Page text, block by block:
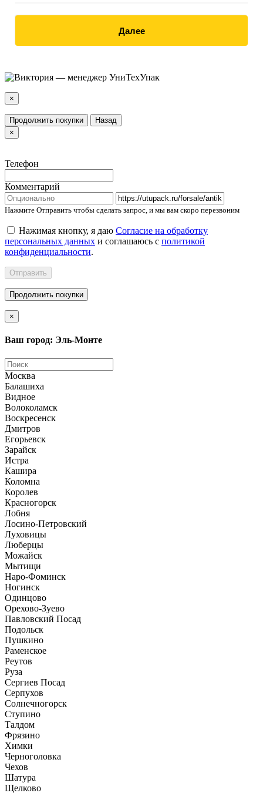
Далее
×
Продолжить покупки
Назад
×
Телефон
Комментарий
Нажмите Отправить чтобы сделать запрос, и мы вам скоро перезвоним
Нажимая кнопку, я даю Согласие на обработку
персональных данных и соглашаюсь с политикой
конфиденциальности.
Отправить
Продолжить покупки
×
Ваш город: Эль-Монте
Москва
Балашиха
Видное
Волоколамск
Воскресенск
Дмитров
Егорьевск
Зарайск
Истра
Кашира
Коломна
Королев
Красногорск
Лобня
Лосино-Петровский
Луховицы
Люберцы
Можайск
Мытищи
Наро-Фоминск
Ногинск
Одинцово
Орехово-Зуево
Павловский Посад
Подольск
Пушкино
Раменское
Реутов
Руза
Сергиев Посад
Серпухов
Солнечногорск
Ступино
Талдом
Фрязино
Химки
Черноголовка
Чехов
Шатура
Щелково